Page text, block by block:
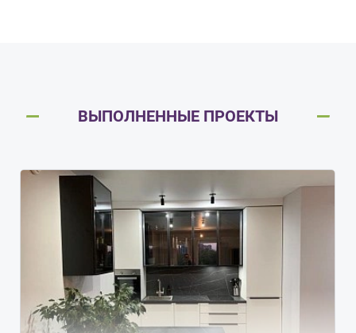
ВЫПОЛНЕННЫЕ ПРОЕКТЫ